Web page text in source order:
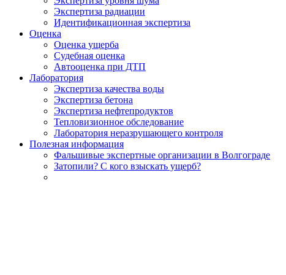
Экспертиза радиации
Идентификационная экспертиза
Оценка
Оценка ущерба
Судебная оценка
Автооценка при ДТП
Лаборатория
Экспертиза качества воды
Экспертиза бетона
Экспертиза нефтепродуктов
Тепловизионное обследование
Лаборатория неразрушающего контроля
Полезная информация
Фальшивые экспертные организации в Волгограде
Затопили? С кого взыскать ущерб?